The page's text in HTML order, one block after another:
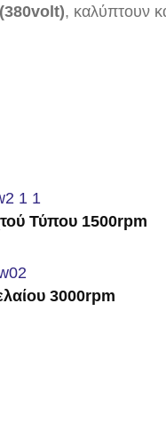
, καλύπτουν
Τύπου 1500rpm
3000rpm